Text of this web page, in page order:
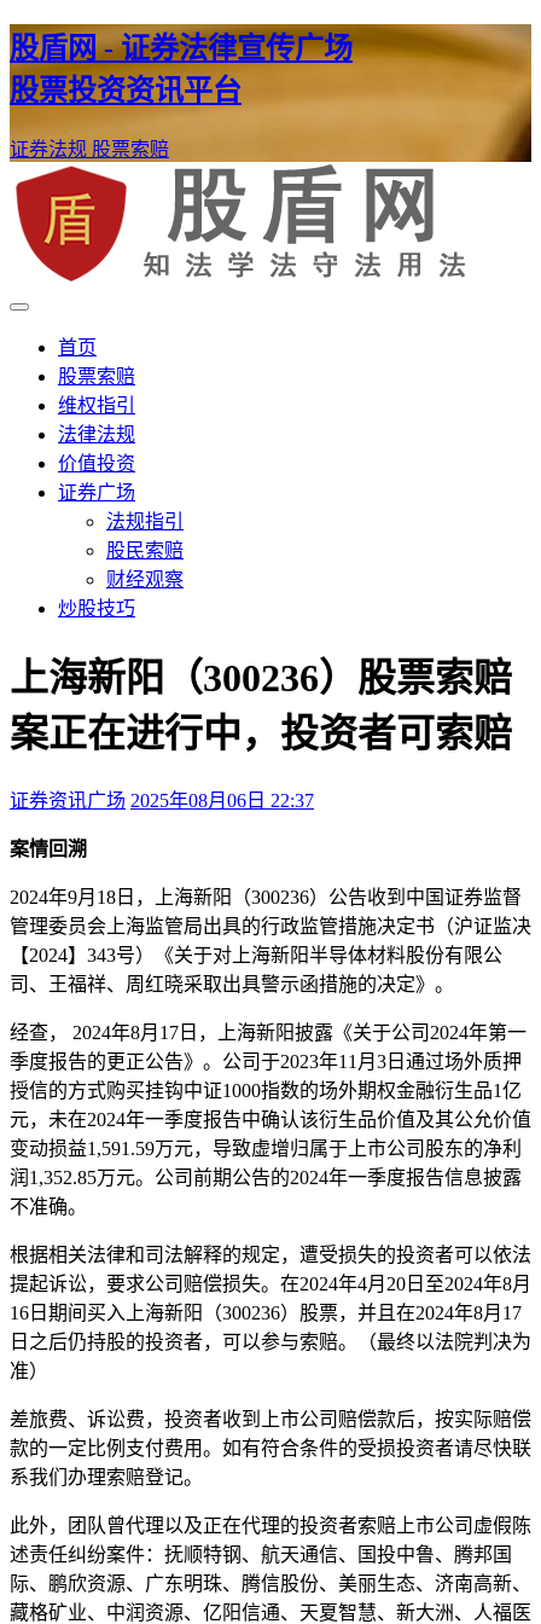
股盾网 - 证券法律宣传广场
股票投资资讯平台
证券法规 股票索赔
股盾网
证券股票维权网
首页
股票索赔
维权指引
法律法规
价值投资
证券广场
法规指引
股民索赔
财经观察
炒股技巧
上海新阳（300236）股票索赔
案正在进行中，投资者可索赔
证券资讯广场 2025年08月06日 22:37
案情回溯
2024年9月18日，上海新阳（300236）公告收到中国证券监督
管理委员会上海监管局出具的行政监管措施决定书（沪证监决
【2024】343号）《关于对上海新阳半导体材料股份有限公
司、王福祥、周红晓采取出具警示函措施的决定》。
经查， 2024年8月17日，上海新阳披露《关于公司2024年第一
季度报告的更正公告》。公司于2023年11月3日通过场外质押
授信的方式购买挂钩中证1000指数的场外期权金融衍生品1亿
元，未在2024年一季度报告中确认该衍生品价值及其公允价值
变动损益1,591.59万元，导致虚增归属于上市公司股东的净利
润1,352.85万元。公司前期公告的2024年一季度报告信息披露
不准确。
根据相关法律和司法解释的规定，遭受损失的投资者可以依法
提起诉讼，要求公司赔偿损失。在2024年4月20日至2024年8月
16日期间买入上海新阳（300236）股票，并且在2024年8月17
日之后仍持股的投资者，可以参与索赔。（最终以法院判决为
准）
差旅费、诉讼费，投资者收到上市公司赔偿款后，按实际赔偿
款的一定比例支付费用。如有符合条件的受损投资者请尽快联
系我们办理索赔登记。
此外，团队曾代理以及正在代理的投资者索赔上市公司虚假陈
述责任纠纷案件：抚顺特钢、航天通信、国投中鲁、腾邦国
际、鹏欣资源、广东明珠、腾信股份、美丽生态、济南高新、
藏格矿业、中润资源、亿阳信通、天夏智慧、新大洲、人福医